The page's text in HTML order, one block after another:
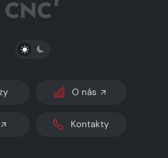
PŘEPNOUT SVĚTLÝ/TMAVÝ REŽIM
O nás
Kontakty